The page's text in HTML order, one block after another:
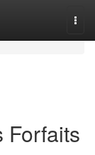
Forfaits